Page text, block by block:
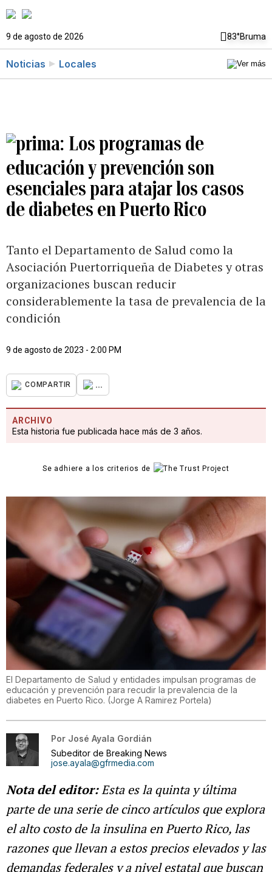
9 de agosto de 2026 83°Bruma
Noticias Locales
Los programas de
educación y prevención son
esenciales para atajar los casos
de diabetes en Puerto Rico
Tanto el Departamento de Salud como la
Asociación Puertorriqueña de Diabetes y otras
organizaciones buscan reducir
considerablemente la tasa de prevalencia de la
condición
9 de agosto de 2023 - 2:00 PM
COMPARTIR ...
ARCHIVO
Esta historia fue publicada hace más de 3 años.
Se adhiere a los criterios de
El Departamento de Salud y entidades impulsan programas de
educación y prevención para recudir la prevalencia de la
diabetes en Puerto Rico. (Jorge A Ramirez Portela)
Por José Ayala Gordián
Subeditor de Breaking News
jose.ayala@gfrmedia.com
Nota del editor:Esta es la quinta y última
parte de una serie de cinco artículos que explora
el alto costo de la insulina en Puerto Rico, las
razones que llevan a estos precios elevados y las
demandas federales y a nivel estatal que buscan